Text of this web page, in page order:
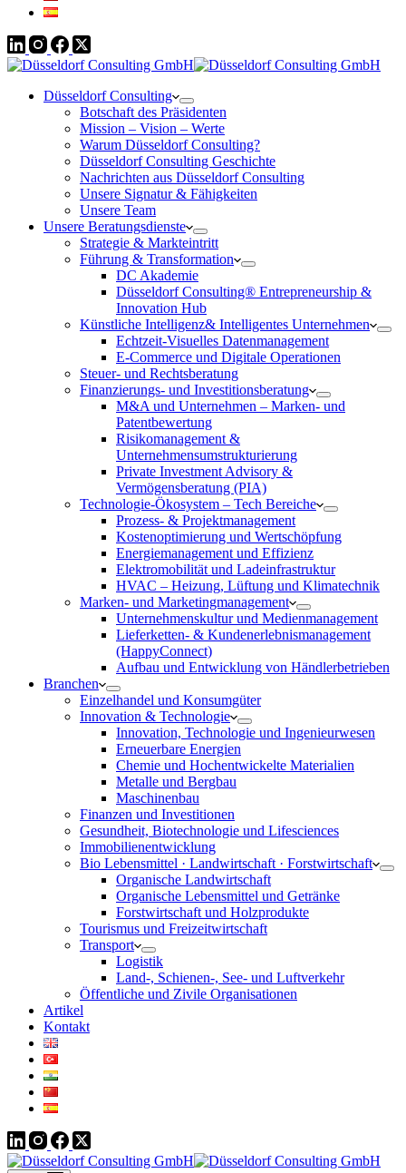
Düsseldorf Consulting
Botschaft des Präsidenten
Mission – Vision – Werte
Warum Düsseldorf Consulting?
Düsseldorf Consulting Geschichte
Nachrichten aus Düsseldorf Consulting
Unsere Signatur & Fähigkeiten
Unsere Team
Unsere Beratungsdienste
Strategie & Markteintritt
Führung & Transformation
DC Akademie
Düsseldorf Consulting® Entrepreneurship &
Innovation Hub
Künstliche Intelligenz& Intelligentes Unternehmen
Echtzeit-Visuelles Datenmanagement
E-Commerce und Digitale Operationen
Steuer- und Rechtsberatung
Finanzierungs- und Investitionsberatung
M&A und Unternehmen – Marken- und
Patentbewertung
Risikomanagement &
Unternehmensumstrukturierung
Private Investment Advisory &
Vermögensberatung (PIA)
Technologie-Ökosystem – Tech Bereiche
Prozess- & Projektmanagement
Kostenoptimierung und Wertschöpfung
Energiemanagement und Effizienz
Elektromobilität und Ladeinfrastruktur
HVAC – Heizung, Lüftung und Klimatechnik
Marken- und Marketingmanagement
Unternehmenskultur und Medienmanagement
Lieferketten- & Kundenerlebnismanagement
(HappyConnect)
Aufbau und Entwicklung von Händlerbetrieben
Branchen
Einzelhandel und Konsumgüter
Innovation & Technologie
Innovation, Technologie und Ingenieurwesen
Erneuerbare Energien
Chemie und Hochentwickelte Materialien
Metalle und Bergbau
Maschinenbau
Finanzen und Investitionen
Gesundheit, Biotechnologie und Lifesciences
Immobilienentwicklung
Bio Lebensmittel · Landwirtschaft · Forstwirtschaft
Organische Landwirtschaft
Organische Lebensmittel und Getränke
Forstwirtschaft und Holzprodukte
Tourismus und Freizeitwirtschaft
Transport
Logistik
Land-, Schienen-, See- und Luftverkehr
Öffentliche und Zivile Organisationen
Artikel
Kontakt